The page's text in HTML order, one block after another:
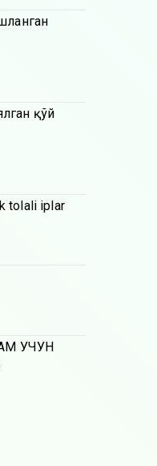
қўй
tolali iplar
УЧУН